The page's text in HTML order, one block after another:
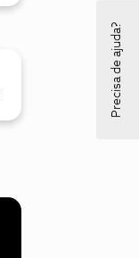
Precisa de ajuda?